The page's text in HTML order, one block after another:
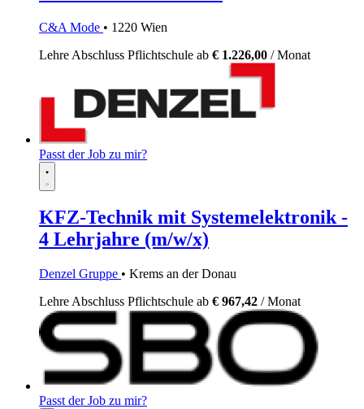
C&A Mode • 1220 Wien
Lehre Abschluss Pflichtschule ab € 1.226,00 / Monat
Passt der Job zu mir?
KFZ-Technik mit Systemelektronik -
4 Lehrjahre (m/w/x)
Denzel Gruppe • Krems an der Donau
Lehre Abschluss Pflichtschule ab € 967,42 / Monat
Passt der Job zu mir?